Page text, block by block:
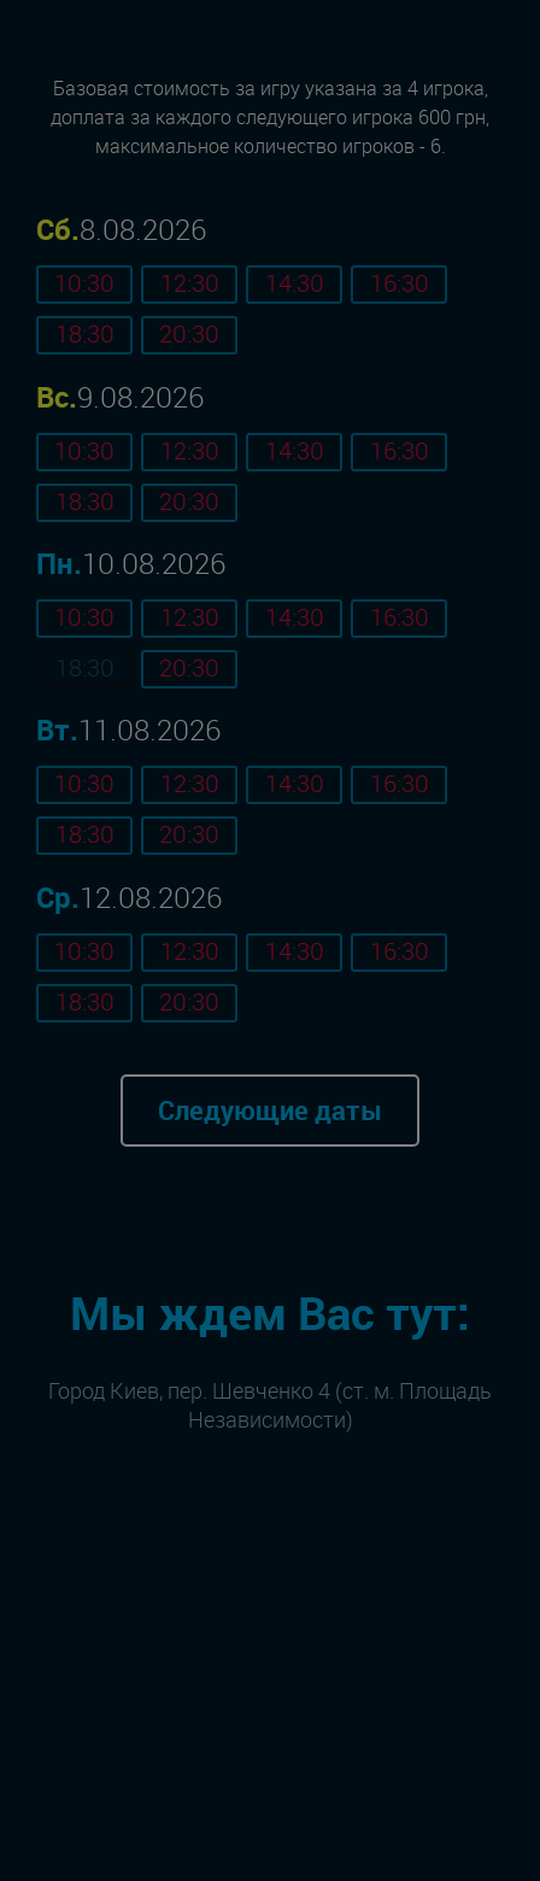
Базовая стоимость за игру указана за 4 игрока,
доплата за каждого следующего игрока 600 грн,
максимальное количество игроков - 6.
Сб.8.08.2026
10:30 12:30 14:30
16:30
18:30
20:30
Вс.9.08.2026
10:30 12:30 14:30
16:30
18:30
20:30
Пн.10.08.2026
10:30 12:30 14:30
16:30
18:30
20:30
Вт.11.08.2026
10:30 12:30 14:30
16:30
18:30
20:30
Ср.12.08.2026
10:30 12:30 14:30
16:30
18:30
20:30
Следующие даты
Мы ждем Вас тут:
Город Киев, пер. Шевченко 4 (ст. м. Площадь
Независимости)